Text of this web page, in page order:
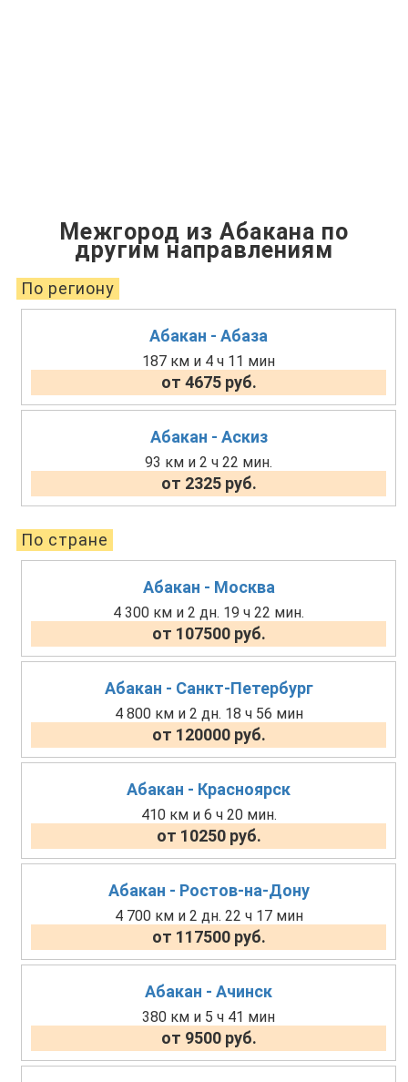
Межгород из Абакана по
другим направлениям
По региону
Абакан - Абаза
187 км и 4 ч 11 мин
от 4675 руб.
Абакан - Аскиз
93 км и 2 ч 22 мин.
от 2325 руб.
По стране
Абакан - Москва
4 300 км и 2 дн. 19 ч 22 мин.
от 107500 руб.
Абакан - Санкт-Петербург
4 800 км и 2 дн. 18 ч 56 мин
от 120000 руб.
Абакан - Красноярск
410 км и 6 ч 20 мин.
от 10250 руб.
Абакан - Ростов-на-Дону
4 700 км и 2 дн. 22 ч 17 мин
от 117500 руб.
Абакан - Ачинск
380 км и 5 ч 41 мин
от 9500 руб.